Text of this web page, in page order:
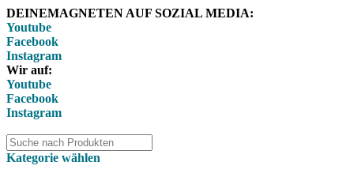
DEINEMAGNETEN AUF SOZIAL MEDIA:
Youtube
Facebook
Instagram
Wir auf:
Youtube
Facebook
Instagram
Kategorie wählen